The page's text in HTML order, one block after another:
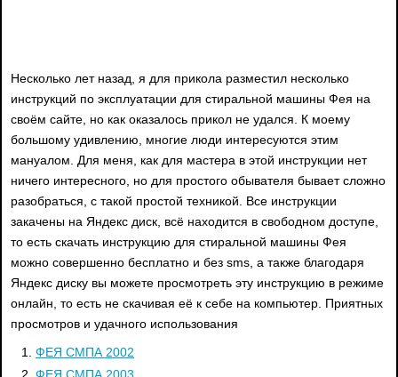
Несколько лет назад, я для прикола разместил несколько
инструкций по эксплуатации для стиральной машины Фея на
своём сайте, но как оказалось прикол не удался. К моему
большому удивлению, многие люди интересуются этим
мануалом. Для меня, как для мастера в этой инструкции нет
ничего интересного, но для простого обывателя бывает сложно
разобраться, с такой простой техникой. Все инструкции
закачены на Яндекс диск, всё находится в свободном доступе,
то есть скачать инструкцию для стиральной машины Фея
можно совершенно бесплатно и без sms, а также благодаря
Яндекс диску вы можете просмотреть эту инструкцию в режиме
онлайн, то есть не скачивая её к себе на компьютер. Приятных
просмотров и удачного использования
ФЕЯ СМПА 2002
ФЕЯ СМПА 2003